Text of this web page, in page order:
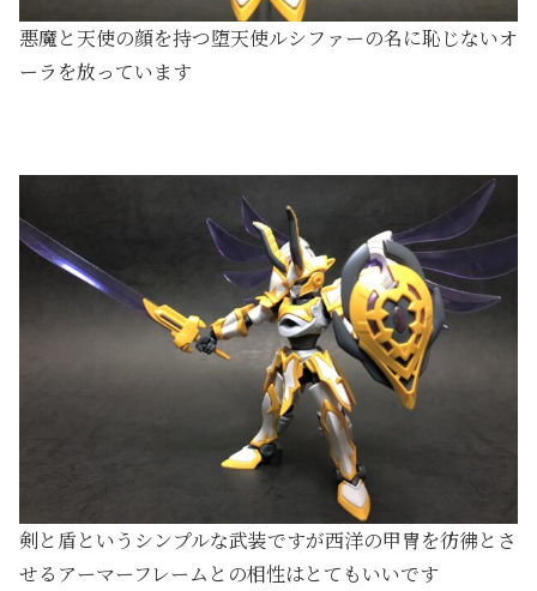
悪魔と天使の顔を持つ堕天使ルシファーの名に恥じないオ
ーラを放っています
剣と盾というシンプルな武装ですが西洋の甲冑を彷彿とさ
せるアーマーフレームとの相性はとてもいいです